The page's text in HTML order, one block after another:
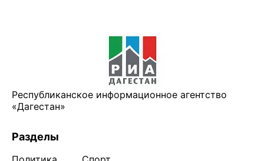
Республиканское информационное агентство
«Дагестан»
Разделы